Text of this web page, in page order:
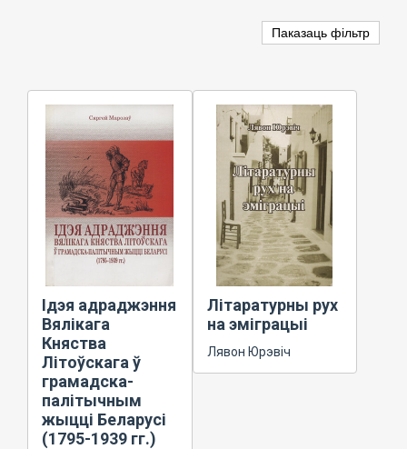
Паказаць фільтр
Ідэя адраджэння
Вялікага
Княства
Літоўскага ў
грамадска-
палітычным
жыцці Беларусі
(1795-1939 гг.)
Літаратурны рух
на эміграцыі
Лявон Юрэвіч